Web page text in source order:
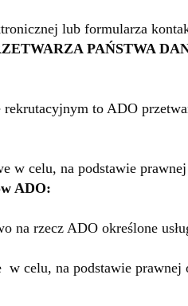
lub formularza
PAŃSTWA
to ADO
w celu, na podstawie
ADO:
rzecz ADO określone
celu, na podstawie prawnej